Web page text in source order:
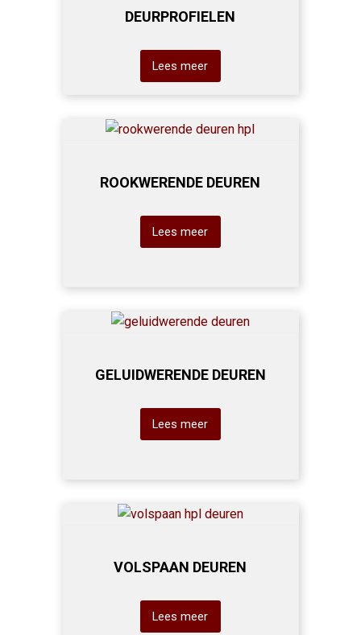
DEURPROFIELEN
Lees meer
ROOKWERENDE DEUREN
Lees meer
GELUIDWERENDE DEUREN
Lees meer
VOLSPAAN DEUREN
Lees meer